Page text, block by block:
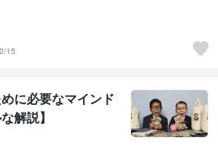
15
に必要なマインド
解説】